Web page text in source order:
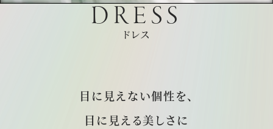
DRESS
ドレス
目に見えない個性を、
目に見える美しさに